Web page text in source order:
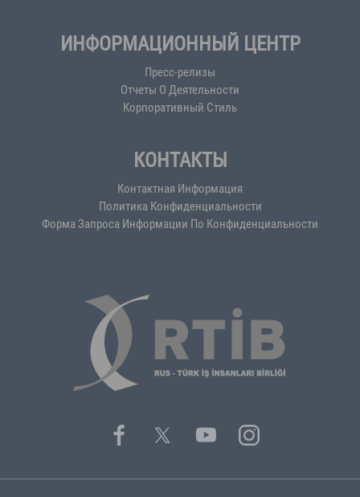
ИНФОРМАЦИОННЫЙ ЦЕНТР
Пресс-релизы
Отчеты О Деятельности
Корпоративный Стиль
КОНТАКТЫ
Контактная Информация
Политика Конфиденциальности
Форма Запроса Информации По Конфиденциальности